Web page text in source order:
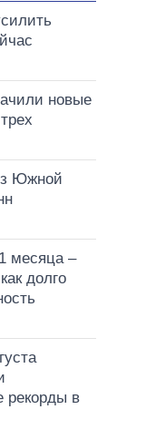
новые
Южной
месяца –
долго
рекорды в